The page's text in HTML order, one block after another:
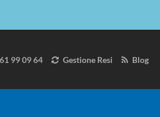
99 09 64 Gestione Resi Blog